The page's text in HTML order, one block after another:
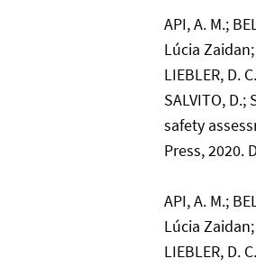
API, A. M.;
Lúcia Zaidan;
LIEBLER, D.
SALVITO, D.;
safety
Press, 2020.
API, A. M.;
Lúcia Zaidan;
LIEBLER, D.